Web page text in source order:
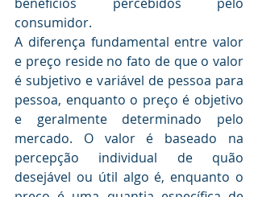
consumidor.
A diferença fundamental entre valor
e preço reside no fato de que o valor
é subjetivo e variável de pessoa para
pessoa, enquanto o preço é objetivo
e geralmente determinado pelo
mercado. O valor é baseado na
percepção individual de quão
desejável ou útil algo é, enquanto o